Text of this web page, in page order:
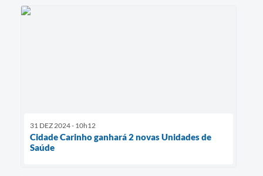
31 DEZ 2024 - 10h12
Cidade Carinho ganhará 2 novas Unidades de
Saúde